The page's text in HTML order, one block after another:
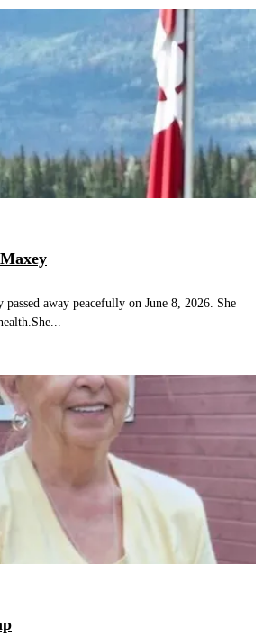
away peacefully on June 8, 2026. She